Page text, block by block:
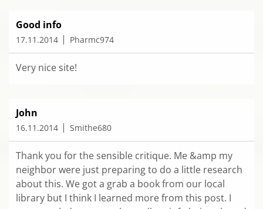
Good info
17.11.2014 Pharmc974
Very nice site!
John
16.11.2014 Smithe680
Thank you for the sensible critique. Me &amp my
neighbor were just preparing to do a little research
about this. We got a grab a book from our local
library but I think I learned more from this post. I